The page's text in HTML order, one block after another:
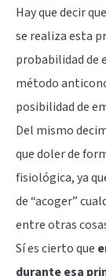
Hay que decir
se realiza esta
probabilidad de
método
posibilidad de
Del mismo
que doler de
fisiológica, ya
de “acoger”
entre otras
Sí es cierto que
durante esa